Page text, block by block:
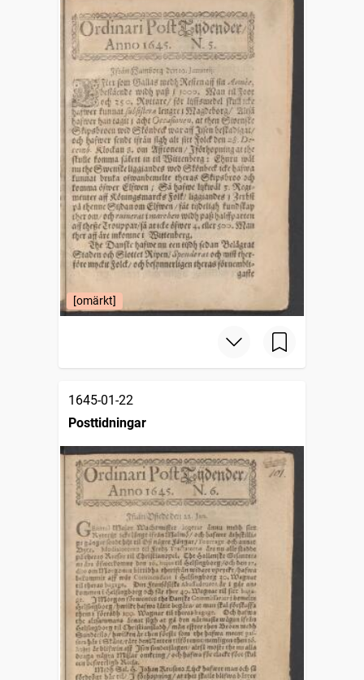
[omärkt]
1645-01-22
Posttidningar